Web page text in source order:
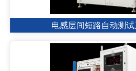
电感层间短路自动测